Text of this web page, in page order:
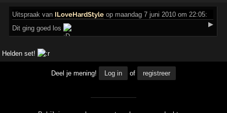
Uitspraak van ILoveHardStyle op maandag 7 juni 2010 om 22:05:
▶
Dit ging goed los
Helden set!
Deel je mening! Log in of registreer